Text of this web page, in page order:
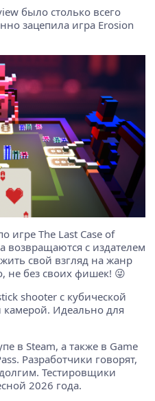
было столько всего
зацепила игра Erosion
игре The Last Case of
возвращаются с издателем
свой взгляд на жанр
не без своих фишек! 😜
shooter с кубической
Идеально для
в Steam, а также в Game
Разработчики говорят,
Тестировщики
2026 года.